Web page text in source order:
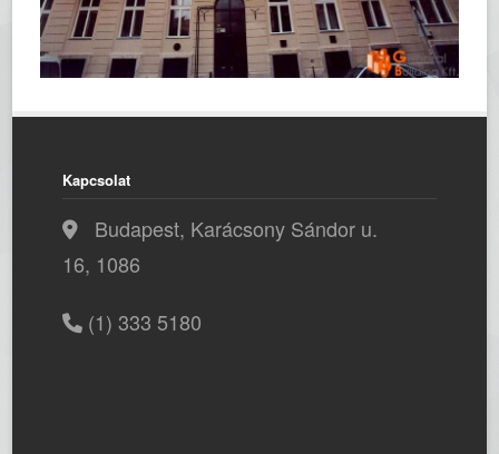
Kapcsolat
Budapest, Karácsony Sándor u.
16, 1086
(1) 333 5180